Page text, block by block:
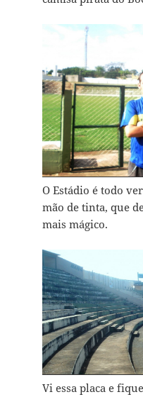
O Estádio é todo
mão de tinta, que
mais mágico.
Vi essa placa e